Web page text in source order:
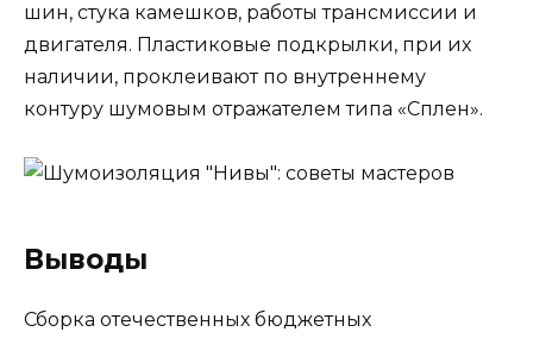
шин, стука камешков, работы трансмиссии и
двигателя. Пластиковые подкрылки, при их
наличии, проклеивают по внутреннему
контуру шумовым отражателем типа «Сплен».
Выводы
Сборка отечественных бюджетных